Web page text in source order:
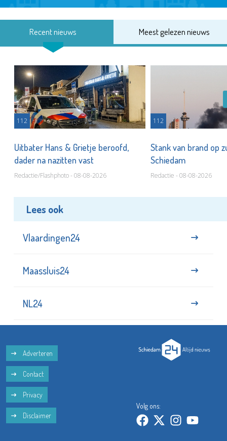
Recent nieuws Meest gelezen nieuws
112
Uitbater Hans & Grietje beroofd,
dader na nazitten vast
Redactie/Flashphoto - 08-08-2026
112
Stank van brand op
Schiedam
Redactie - 08-08-2026
Lees ook
Vlaardingen24
Maassluis24
NL24
Adverteren
Contact
Privacy
Disclaimer
Volg ons: